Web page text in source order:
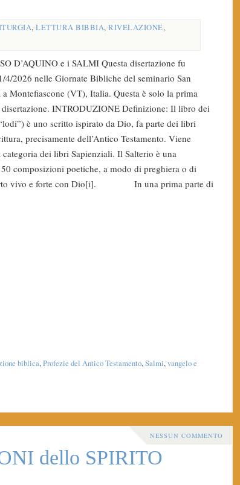
, LETTURA BIBBIA, RIVELAZIONE,
D’AQUINO e i SALMI Questa disertazione fu
4/2026 nelle Giornate Bibliche del seminario San
Montefiascone (VT), Italia. Questa è solo la prima
INTRODUZIONE Definizione: Il libro dei
è uno scritto ispirato da Dio, fa parte dei libri
precisamente dell’Antico Testamento. Viene
dei libri Sapienziali. Il Salterio è una
composizioni poetiche, a modo di preghiera o di
vivo e forte con Dio[i]. In una prima parte di
biblica,Profezie del Antico Testamento,Salmi,vangelo e
NESSUN COMMENTO
dello SPIRITO